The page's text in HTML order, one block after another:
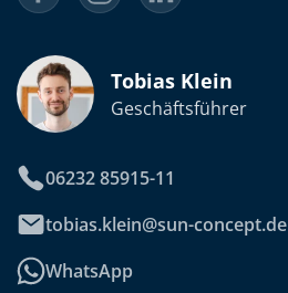
Tobias Klein
Geschäftsführer
06232 85915-11
tobias.klein@sun-concept.de
WhatsApp